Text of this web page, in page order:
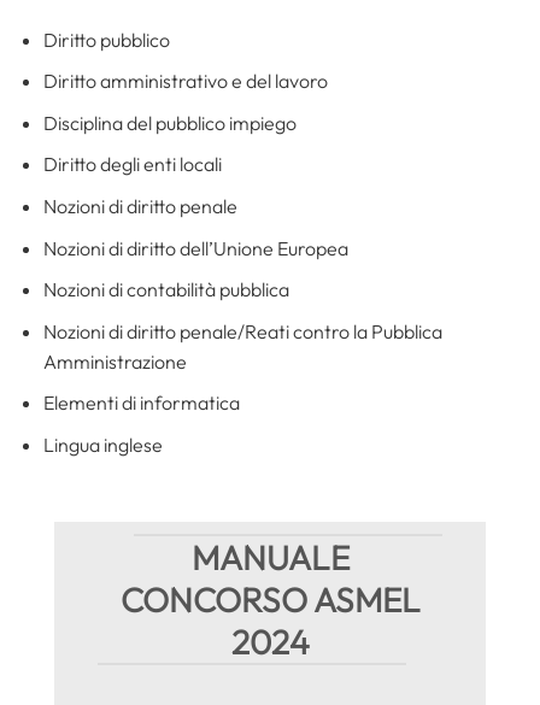
Diritto pubblico
Diritto amministrativo e del lavoro
Disciplina del pubblico impiego
Diritto degli enti locali
Nozioni di diritto penale
Nozioni di diritto dell’Unione Europea
Nozioni di contabilità pubblica
Nozioni di diritto penale/Reati contro la Pubblica
Amministrazione
Elementi di informatica
Lingua inglese
MANUALE
CONCORSO ASMEL
2024